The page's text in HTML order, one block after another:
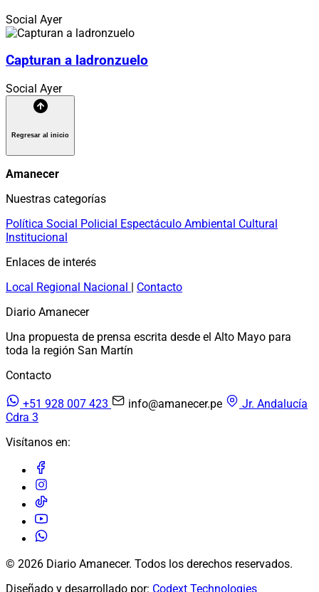
Social Ayer
Capturan a ladronzuelo
Social Ayer
Regresar al inicio
Amanecer
Nuestras categorías
Política Social Policial Espectáculo Ambiental Cultural
Institucional
Enlaces de interés
Local Regional Nacional | Contacto
Diario Amanecer
Una propuesta de prensa escrita desde el Alto Mayo para
toda la región San Martín
Contacto
+51 928 007 423 info@amanecer.pe
Jr. Andalucía
Cdra 3
Visítanos en:
© 2026 Diario Amanecer. Todos los derechos reservados.
Diseñado y desarrollado por: Codext Technologies